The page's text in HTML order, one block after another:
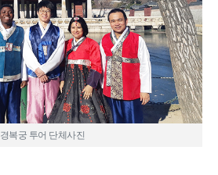
경복궁 투어 단체사진